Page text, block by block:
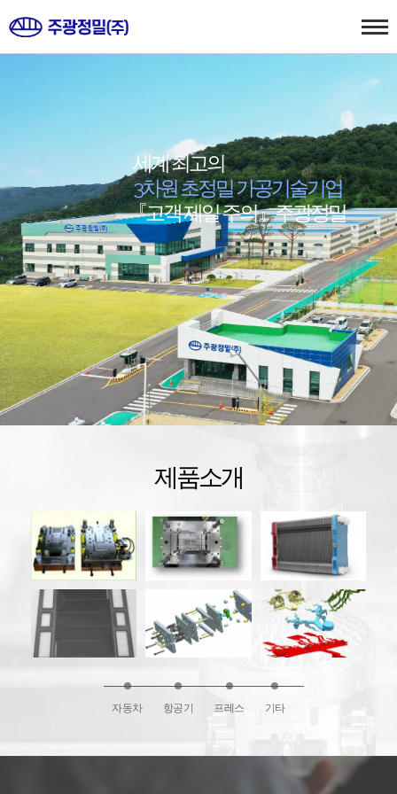
세계 최고의
3차원 초정밀 가공기술기업
『고객 제일 주의』주광정밀
제품소개
자동차 항공기 프레스 기타